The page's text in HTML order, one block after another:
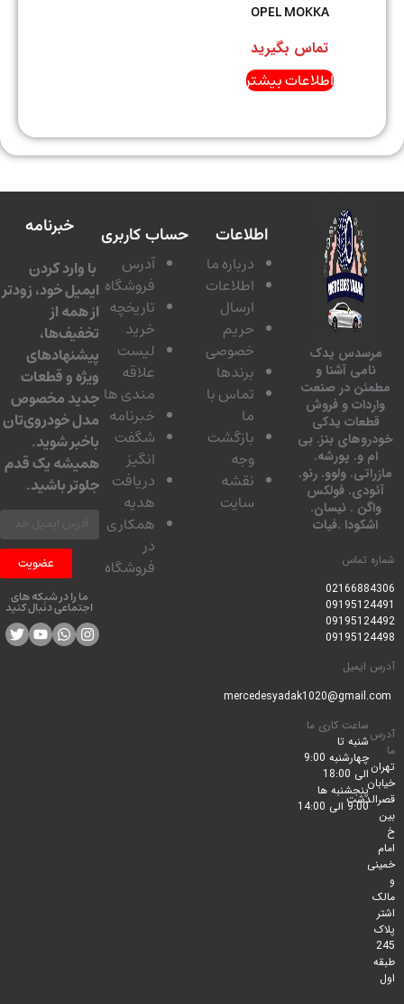
OPEL MOKKA
تماس بگیرید
اطلاعات بیشتر
یدک
آشنا و
در صنعت
و فروش
یدکی
بنز. بی
و. پورشه.
ولوو. رنو.
فولکس
. نیسان.
.فیات
تماس
ساعت کاری ما
شنبه تا
چهارشنبه 9:00
الی 18:00
پنجشنبه ها
9:00 الی 14:00
اطلاعات
درباره ما
اطلاعات
ارسال
حریم
خصوصی
برندها
تماس با
بازگشت
نقشه
سایت
حساب کاربری
آدرس
فروشگاه
تاریخچه
لیست
مندی ها
خبرنامه
شگفت
دریافت
همکاری
فروشگاه
خبرنامه
با وارد کردن
ایمیل خود، زودتر
از همه از
تخفیف‌ها،
پیشنهادهای
ویژه و قطعات
جدید مخصوص
مدل خودروی‌تان
باخبر شوید.
همیشه یک قدم
جلوتر باشید.
عضویت
ما را در شبکه های
اجتماعی دنبال کنید